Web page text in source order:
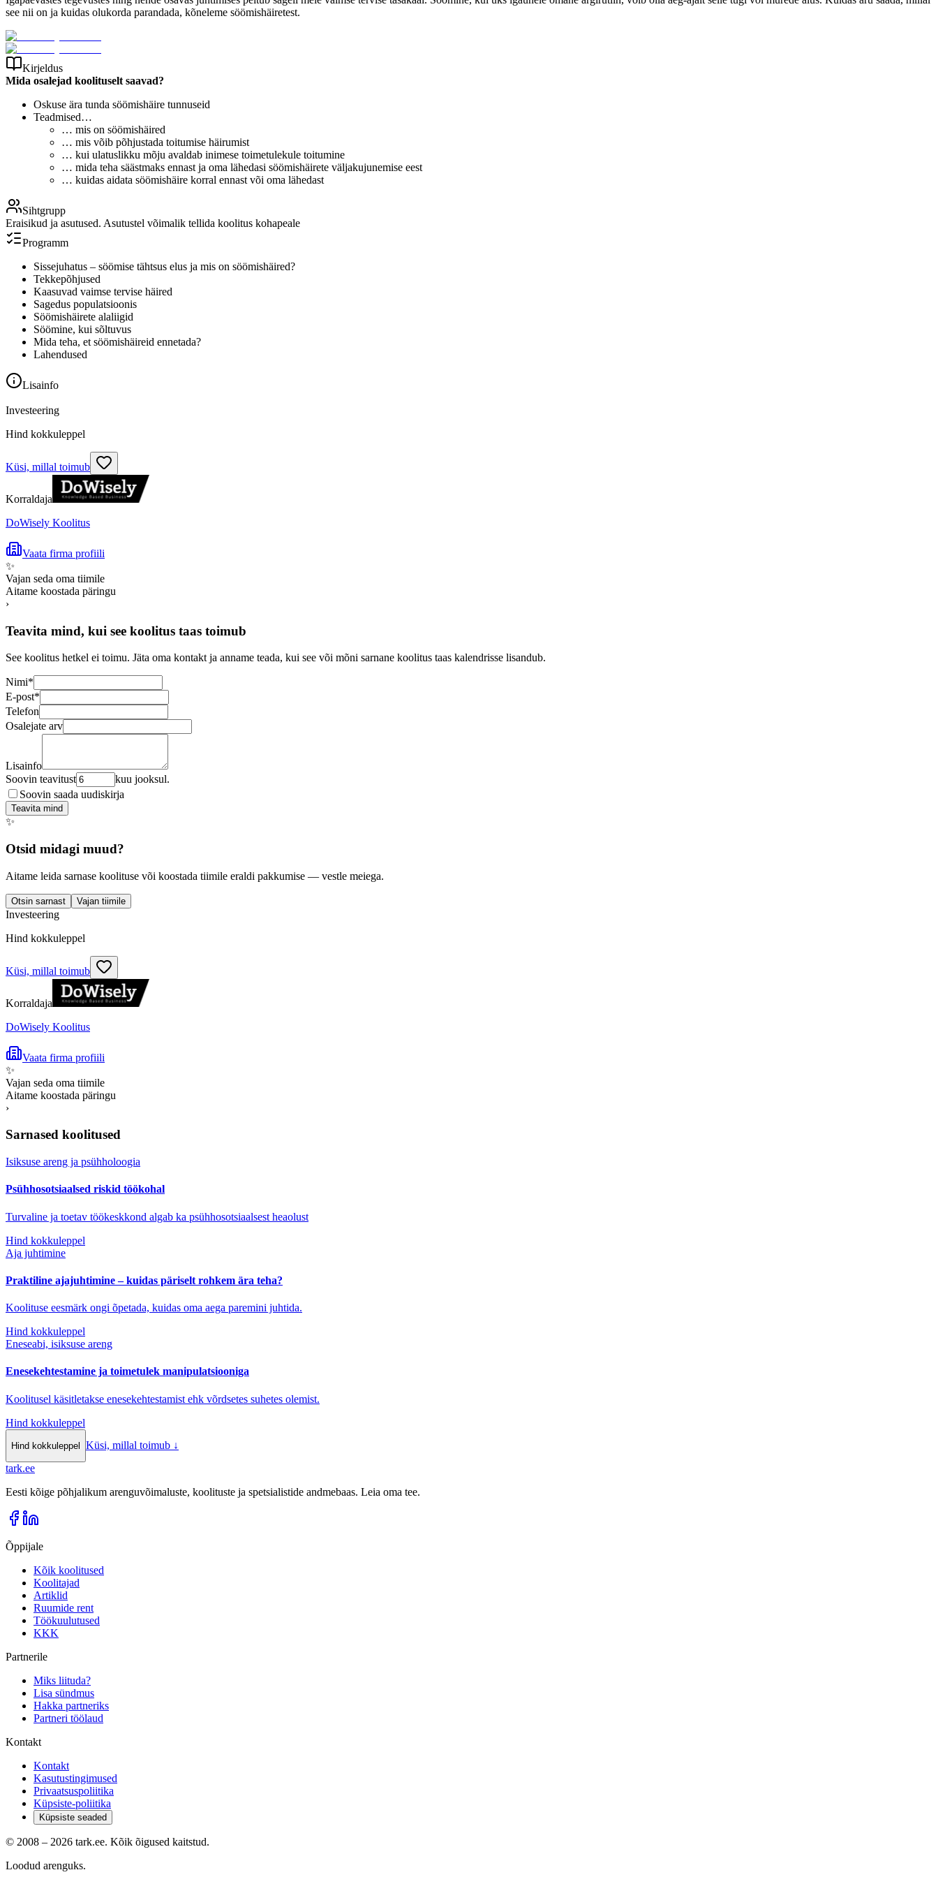
see nii on ja kuidas olukorda parandada, kõneleme söömishäiretest.
Kirjeldus
Mida osalejad koolituselt saavad?
Oskuse ära tunda söömishäire tunnuseid
Teadmised…
… mis on söömishäired
… mis võib põhjustada toitumise häirumist
… kui ulatuslikku mõju avaldab inimese toimetulekule toitumine
… mida teha säästmaks ennast ja oma lähedasi söömishäirete väljakujunemise eest
… kuidas aidata söömishäire korral ennast või oma lähedast
Sihtgrupp
Eraisikud ja asutused. Asutustel võimalik tellida koolitus kohapeale
Programm
Sissejuhatus – söömise tähtsus elus ja mis on söömishäired?
Tekkepõhjused
Kaasuvad vaimse tervise häired
Sagedus populatsioonis
Söömishäirete alaliigid
Söömine, kui sõltuvus
Mida teha, et söömishäireid ennetada?
Lahendused
Lisainfo
Investeering
Hind kokkuleppel
Küsi, millal toimub
Korraldaja
DoWisely Koolitus
Vaata firma profiili
✨
Vajan seda oma tiimile
Aitame koostada päringu
›
Teavita mind, kui see koolitus taas toimub
See koolitus hetkel ei toimu. Jäta oma kontakt ja anname teada, kui see või mõni sarnane koolitus taas kalendrisse lisandub.
Nimi*
E-post*
Telefon
Osalejate arv
Lisainfo
Soovin teavitust
kuu jooksul.
Soovin saada uudiskirja
Teavita mind
✨
Otsid midagi muud?
Aitame leida sarnase koolituse või koostada tiimile eraldi pakkumise — vestle meiega.
Otsin sarnast Vajan tiimile
Investeering
Hind kokkuleppel
Küsi, millal toimub
Korraldaja
DoWisely Koolitus
Vaata firma profiili
✨
Vajan seda oma tiimile
Aitame koostada päringu
›
Sarnased koolitused
Isiksuse areng ja psühholoogia
Psühhosotsiaalsed riskid töökohal
Turvaline ja toetav töökeskkond algab ka psühhosotsiaalsest heaolust
Hind kokkuleppel
Aja juhtimine
Praktiline ajajuhtimine – kuidas päriselt rohkem ära teha?
Koolituse eesmärk ongi õpetada, kuidas oma aega paremini juhtida.
Hind kokkuleppel
Eneseabi, isiksuse areng
Enesekehtestamine ja toimetulek manipulatsiooniga
Koolitusel käsitletakse enesekehtestamist ehk võrdsetes suhetes olemist.
Hind kokkuleppel
Hind kokkuleppel Küsi, millal toimub ↓
tark.ee
Eesti kõige põhjalikum arenguvõimaluste, koolituste ja spetsialistide andmebaas. Leia oma tee.
Õppijale
Kõik koolitused
Koolitajad
Artiklid
Ruumide rent
Töökuulutused
KKK
Partnerile
Miks liituda?
Lisa sündmus
Hakka partneriks
Partneri töölaud
Kontakt
Kontakt
Kasutustingimused
Privaatsuspoliitika
Küpsiste-poliitika
Küpsiste seaded
© 2008 – 2026 tark.ee. Kõik õigused kaitstud.
Loodud arenguks.